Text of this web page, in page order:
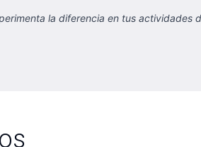
la diferencia en tus